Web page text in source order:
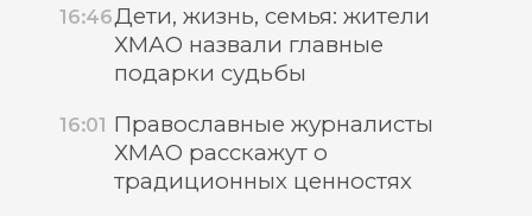
16:46Дети, жизнь, семья: жители
ХМАО назвали главные
подарки судьбы
16:01 Православные журналисты
ХМАО расскажут о
традиционных ценностях